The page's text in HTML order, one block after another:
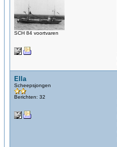
SCH 84 voortvaren
Ella
Scheepsjongen
Berichten: 32